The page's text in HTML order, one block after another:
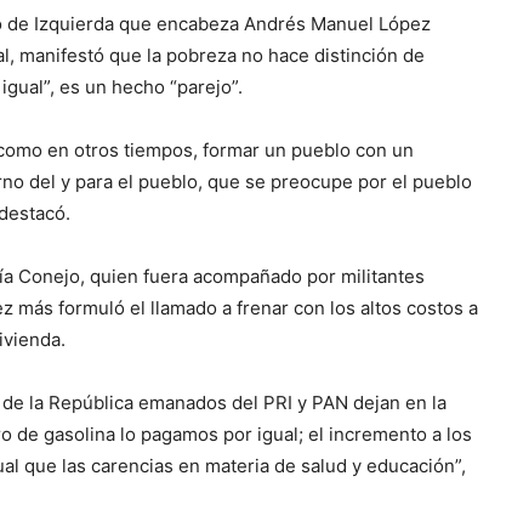
Izquierda que encabeza Andrés Manuel López
manifestó que la pobreza no hace distinción de
es un hecho “parejo”.
en otros tiempos, formar un pueblo con un
del y para el pueblo, que se preocupe por el pueblo
Conejo, quien fuera acompañado por militantes
más formuló el llamado a frenar con los altos costos a
la República emanados del PRI y PAN dejan en la
de gasolina lo pagamos por igual; el incremento a los
que las carencias en materia de salud y educación”,